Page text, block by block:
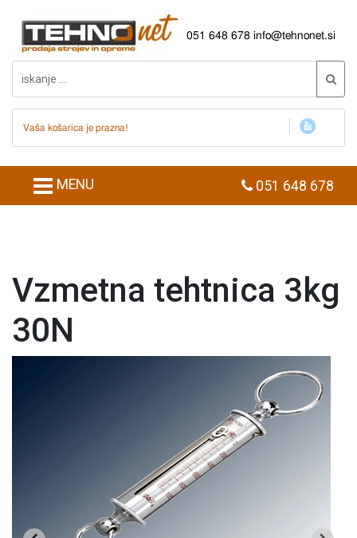
051 648 678 info@tehnonet.si
Vaša košarica je prazna!
MENU 051 648 678
Vzmetna tehtnica 3kg
30N